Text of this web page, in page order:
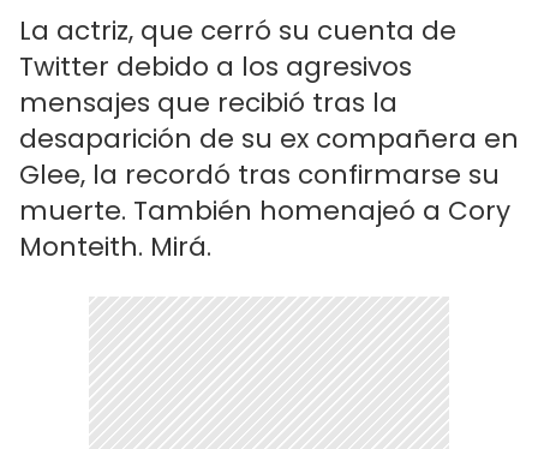
La actriz, que cerró su cuenta de
Twitter debido a los agresivos
mensajes que recibió tras la
desaparición de su ex compañera en
Glee, la recordó tras confirmarse su
muerte. También homenajeó a Cory
Monteith. Mirá.